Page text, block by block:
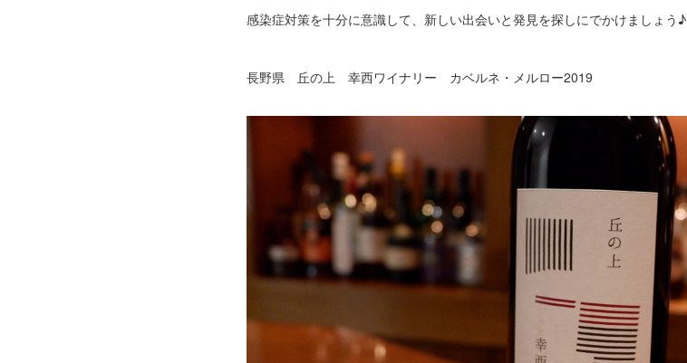
感染症対策を十分に意識して、新しい出会いと発見を探しにでかけましょう♪
長野県 丘の上 幸西ワイナリー カベルネ・メルロー2019